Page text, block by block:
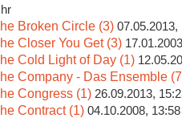
Broken Circle (3) 07.05.2013,
Closer You Get (3)
Cold Light of Day (1)
Company - Das Ensemble
Congress (1) 26.09.2013,
Contract (1) 04.10.2008,